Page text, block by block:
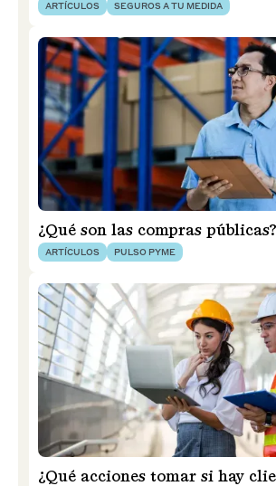
ARTÍCULOS SEGUROS A TU MEDIDA
¿Qué son las compras públicas?
ARTÍCULOS PULSO PYME
¿Qué acciones tomar si hay